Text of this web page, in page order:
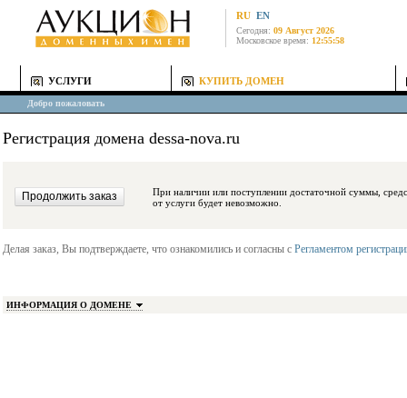
RU EN
Сегодня: 09 Август 2026
Московское время: 12:55:58
УСЛУГИ КУПИТЬ ДОМЕН
Добро пожаловать
Регистрация домена dessa-nova.ru
При наличии или поступлении достаточной суммы, средства будут
от услуги будет невозможно.
Делая заказ, Вы подтверждаете, что ознакомились и согласны с Регламентом
ИНФОРМАЦИЯ О ДОМЕНЕ